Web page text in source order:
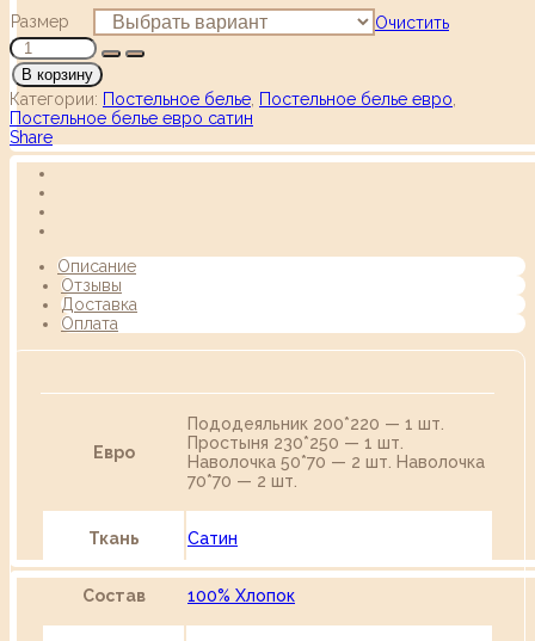
Размер Очистить
В корзину
Категории: Постельное белье Постельное белье евро
Постельное белье евро сатин
Share
Описание
Отзывы
Доставка
Оплата
Евро
Пододеяльник 200*220 — 1 шт.
Простыня 230*250 — 1 шт.
Наволочка 50*70 — 2 шт. Наволочка
70*70 — 2 шт.
Ткань Сатин
Состав 100% Хлопок